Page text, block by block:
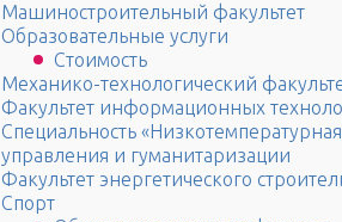
Машиностроительный факультет
Образовательные услуги
Стоимость
Механико-технологический
Факультет информационных
Специальность
управления и гуманитаризации
Факультет энергетического
Спорт